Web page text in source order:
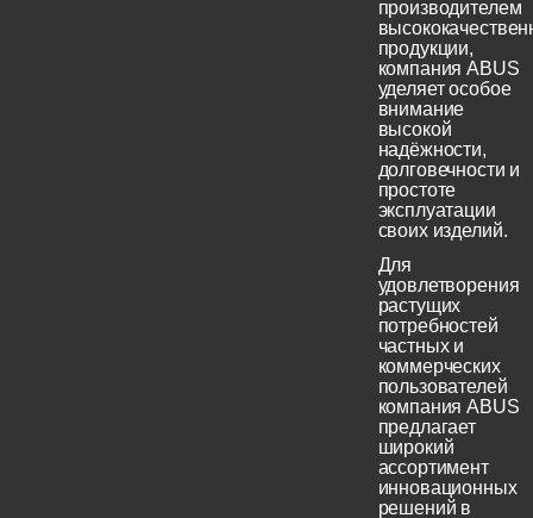
производителем
продукции,
компания ABUS
уделяет особое
внимание
высокой
надёжности,
долговечности и
простоте
эксплуатации
своих изделий.
Для
удовлетворения
растущих
потребностей
частных и
коммерческих
пользователей
компания ABUS
предлагает
широкий
ассортимент
инновационных
решений в